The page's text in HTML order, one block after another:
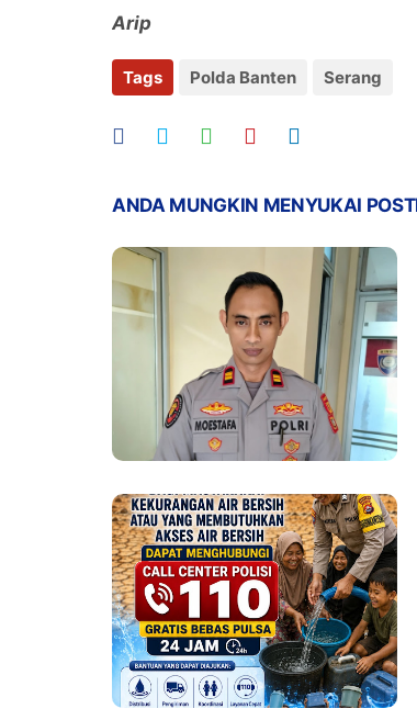
Arip
Tags Polda Banten Serang
ANDA MUNGKIN MENYUKAI